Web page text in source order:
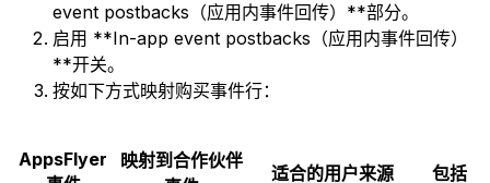
event postbacks（应用内事件回传）**部分。
启用 **In-app event postbacks（应用内事件回传）
**开关。
按如下方式映射购买事件行：
AppsFlyer
映射到合作伙伴
适合的用户来源 包括